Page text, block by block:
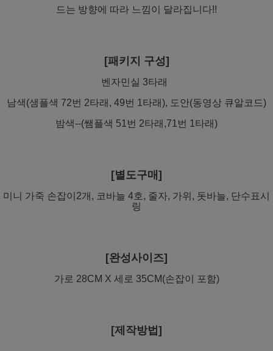
드는 방향에 따라 느낌이 달라집니다!!
[패키지 구성]
벤자민실 3타래
남색(샘플색 72번 2타래, 49번 1타래), 도안(동영상 큐알코드)
밤색--(쌤플색 51번 2타래,71번 1타래)
[별도구매]
미니 가죽 손잡이2개, 코바늘 4호, 줄자, 가위, 돗바늘, 단수표시
링
[완성사이즈]
가로 28CM X 세로 35CM(손잡이 포함)
[제작방법]